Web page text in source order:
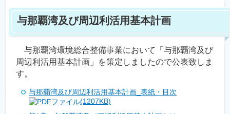
与那覇湾及び周辺利活用基本計画
与那覇湾環境総合整備事業において「与那覇湾及び
周辺利活用基本計画」を策定しましたので公表致しま
す。
与那覇湾及び周辺利活用基本計画_表紙・目次
(1207KB)